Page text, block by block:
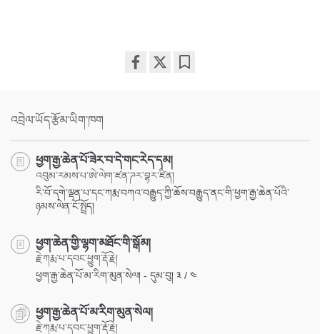
འབྲེལ་ཡོད་རྩོམ་ཡིག་ཁག
ཕྱག་རྒྱ་ཆེན་པོ་ཟེར་བ་དེ་གང་རེད་དམ།
འབུམ་རམས་པ་ཨེ་ལེག་ཛན་ཌར་བྷར་ཛིན།
རི་བོ་དགེ་ལྡན་པ་དང་ཀརྨ་བཀའ་བརྒྱུད་ཀྱི་ཆོས་བརྒྱུད་ནང་གི་ཕྱག་རྒྱ་ཆེན་པོའི་
ཉམས་ལེན་ངོ་སྤྲོད།
ཕྱག་ཆེན་གྱི་ལྷག་མཐོང་གི་སྒོམ།
རྗེ་ཀརྨ་པ་དབང་ཕྱུག་རྡོ་རྗེ།
ཕྱག་རྒྱ་ཆེན་པོ་མ་རིག་མུན་སེལ། - དུམ་བུ། ༣ / ༤
ཕྱག་རྒྱ་ཆེན་པོ་མ་རིག་མུན་སེལ།
རྗེ་ཀརྨ་པ་དབང་ཕྱུག་རྡོ་རྗེ།